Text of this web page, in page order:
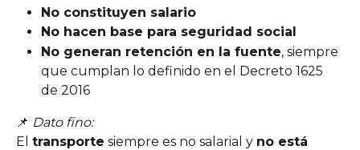
No constituyen salario
No hacen base para seguridad social
No generan retención en la fuente, siempre
que cumplan lo definido en el Decreto 1625
de 2016
📌 Dato fino:
El transporte siempre es no salarial y no está